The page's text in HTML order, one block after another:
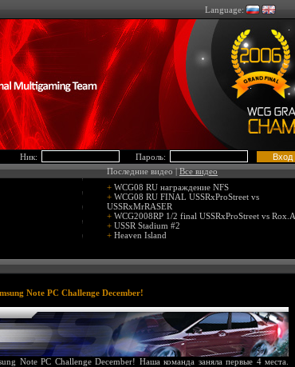
Language:
Ник: Пароль:
Последние видео |Все видео
+ WCG08 RU награждение NFS
+ WCG08 RU FINAL USSRxProStreet vs
USSRxMrRASER
+ WCG2008RP 1/2 final USSRxProStreet vs
+ USSR Stadium #2
+ Heaven Island
Note PC Challenge December!
Note PC Challenge December! Наша команда заняла первые 4 места.